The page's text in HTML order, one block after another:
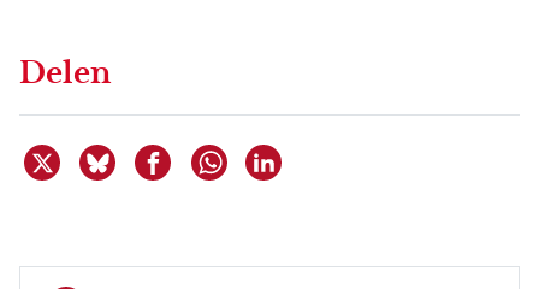
Delen
Deel dit item op X
Deel dit item op Bluesky
Deel dit item op Facebook
Delen via WhatsApp